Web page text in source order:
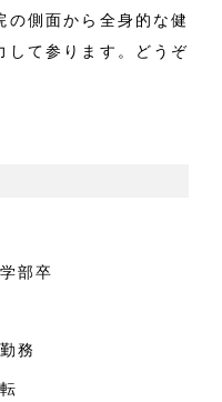
の側面から全身的な健
して参ります。どうぞ
部卒
務